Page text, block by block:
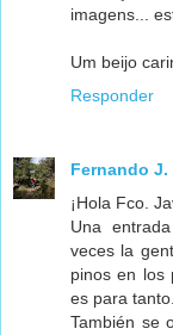
imagens...
Um beijo
Responder
Fernando J.
¡Hola Fco.
Una
veces la
pinos en los
es para tanto.
También se